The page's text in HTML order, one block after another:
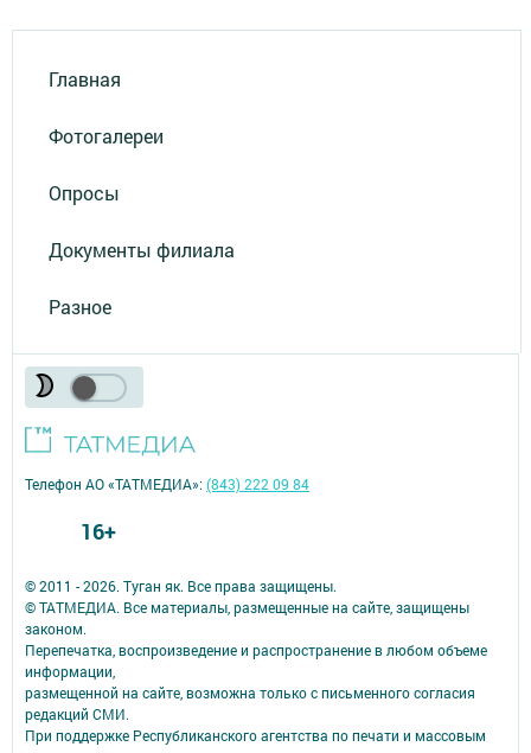
Главная
Фотогалереи
Опросы
Документы филиала
Разное
© 2011 - 2026. Туган як. Все права защищены.
© ТАТМЕДИА. Все материалы, размещенные на сайте, защищены
законом.
Перепечатка, воспроизведение и распространение в любом объеме
информации,
размещенной на сайте, возможна только с письменного согласия
редакций СМИ.
При поддержке Республиканского агентства по печати и массовым
Телефон АО «ТАТМЕДИА»:(843) 222 09 84
16+